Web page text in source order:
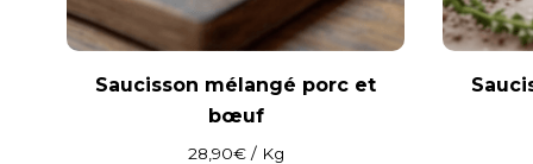
Saucisson mélangé porc et
bœuf
28,90€/ Kg